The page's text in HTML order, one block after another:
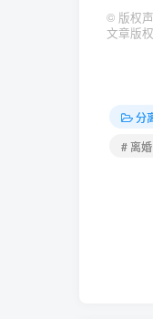
© 版权
文章版
分
# 离婚